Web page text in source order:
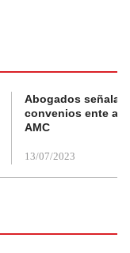
Abogados
convenios ente
AMC
13/07/2023